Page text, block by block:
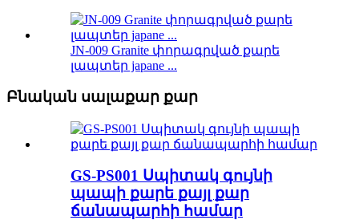
JN-009 Granite փորագրված քարե
լապտեր japane ...
Բնական սալաքար քար
GS-PS001 Սպիտակ գույնի
պապի քարե քայլ քար
ճանապարհի համար